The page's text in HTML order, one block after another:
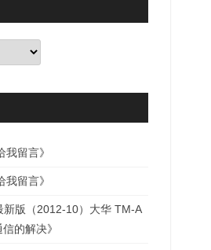
我留言》
我留言》
新版（2012-10）大华 TM-A
信的解决》